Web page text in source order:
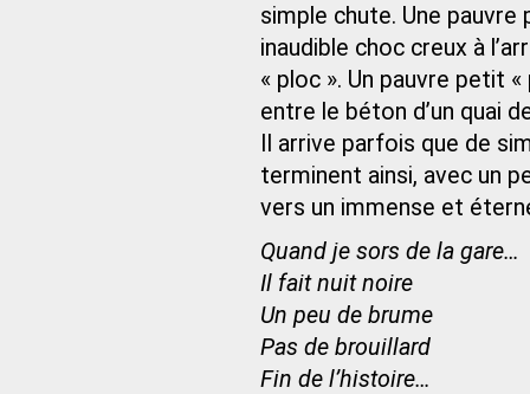
simple chute. Une
inaudible choc creux à
« ploc ». Un pauvre petit
entre le béton d’un quai
Il arrive parfois que de
terminent ainsi, avec un
vers un immense et
Quand je sors de la gare…
Il fait nuit noire
Un peu de brume
Pas de brouillard
Fin de l’histoire…